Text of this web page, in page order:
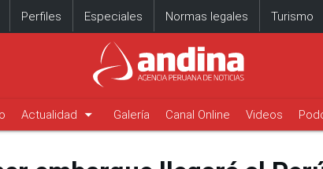
Perfiles Especiales Normas legales Turismo
Actualidad arrow_drop_down Galería Canal Online Videos